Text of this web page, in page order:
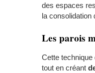
des espaces
la consolidation
Les parois
Cette
tout en créant